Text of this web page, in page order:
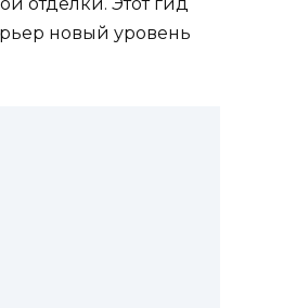
новый уровень